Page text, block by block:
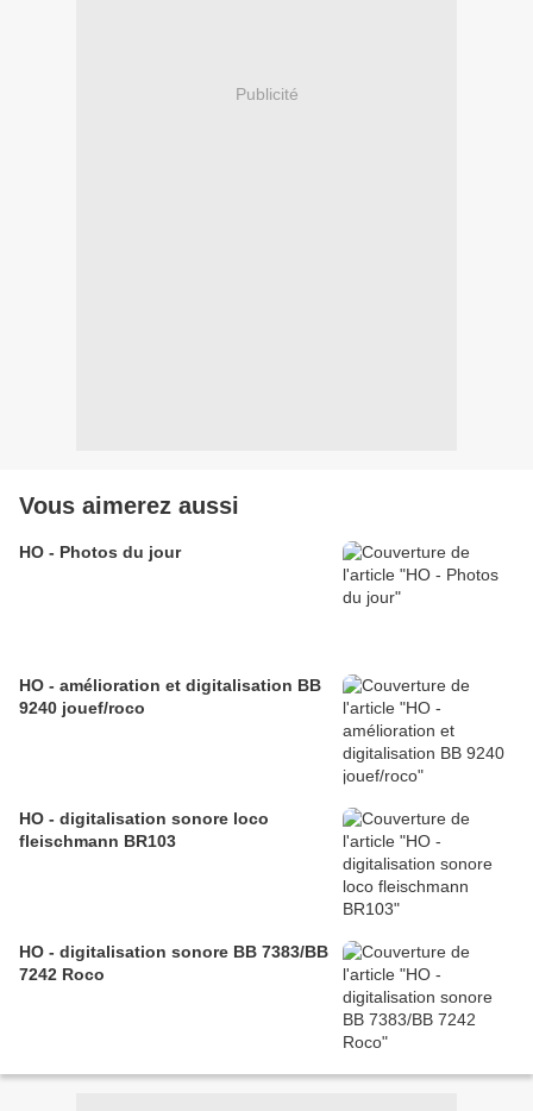
Publicité
Vous aimerez aussi
HO - Photos du jour
HO - amélioration et digitalisation BB
9240 jouef/roco
HO - digitalisation sonore loco
fleischmann BR103
HO - digitalisation sonore BB 7383/BB
7242 Roco